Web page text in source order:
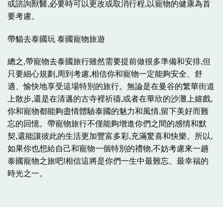
或諮詢獸醫,必要時可以更改或取消行程,以寵物的健康為首
要考慮。
帶貓去泰國玩 泰國寵物旅遊
總之,帶寵物去泰國旅行雖然需要提前做很多準備和安排,但
只要細心規劃,周到考慮,相信你和寵物一定能夠安全、舒
適、愉快地享受這場特別的旅行。無論是在曼谷的繁華街道
上散步,還是在清邁的古寺裡祈禱,或者在華欣的沙灘上嬉戲,
你和寵物都能夠盡情體驗泰國的魅力和風情,留下美好而難
忘的回憶。帶寵物旅行不僅能夠增進你們之間的感情和默
契,還能讓彼此的生活更加豐富多彩,充滿驚喜和快樂。所以,
如果你也想給自己和寵物一個特別的禮物,不妨考慮來一趟
泰國寵物之旅吧!相信這將是你們一生中最難忘、最幸福的
時光之一。